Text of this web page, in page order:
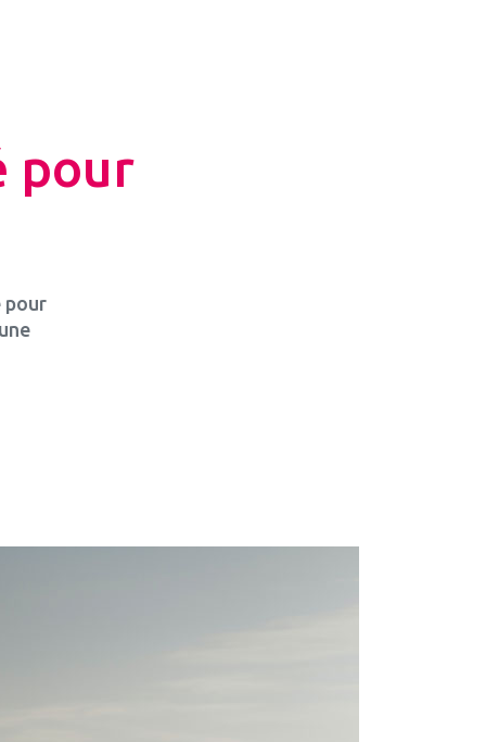
pour
pour